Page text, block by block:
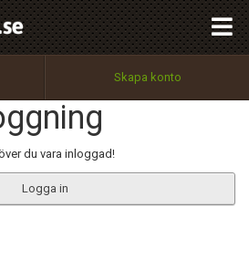
Skapa konto
du vara inloggad!
Logga in
Utför
100%
OK
Tillbaka till förstasidan